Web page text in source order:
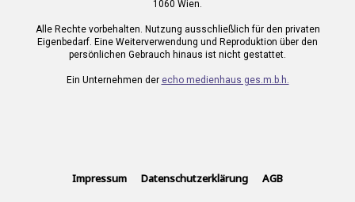
1060 Wien.
Alle Rechte vorbehalten. Nutzung ausschließlich für den privaten
Eigenbedarf. Eine Weiterverwendung und Reproduktion über den
persönlichen Gebrauch hinaus ist nicht gestattet.
Ein Unternehmen der echo medienhaus ges.m.b.h.
Impressum Datenschutzerklärung AGB